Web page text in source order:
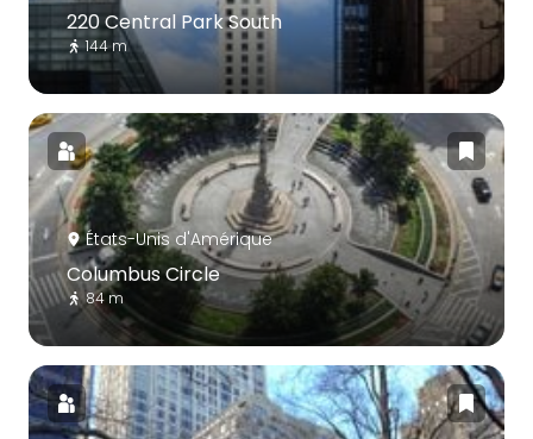
220 Central Park South
144 m
États-Unis d'Amérique
Columbus Circle
84 m